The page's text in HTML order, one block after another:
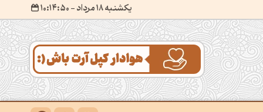
یکشنبه 18 مرداد
- ۱۰:۱۴:۵۱